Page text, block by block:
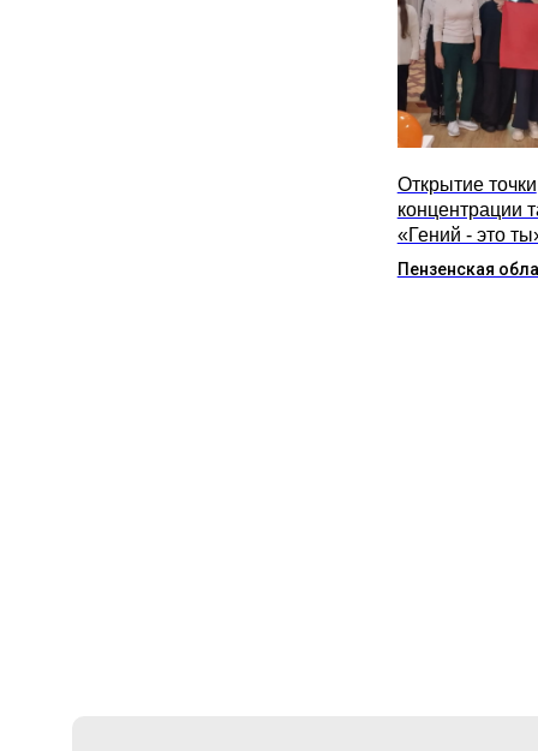
Открытие точки
концентрации
«Гений - это
Пензенская